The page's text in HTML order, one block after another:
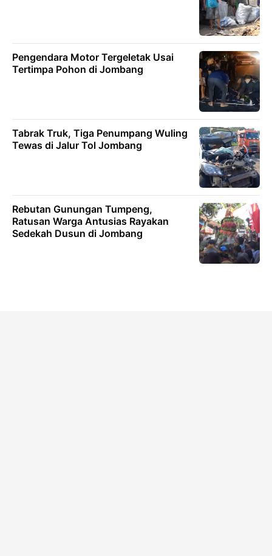
Pengendara Motor Tergeletak Usai
Tertimpa Pohon di Jombang
Tabrak Truk, Tiga Penumpang Wuling
Tewas di Jalur Tol Jombang
Rebutan Gunungan Tumpeng,
Ratusan Warga Antusias Rayakan
Sedekah Dusun di Jombang